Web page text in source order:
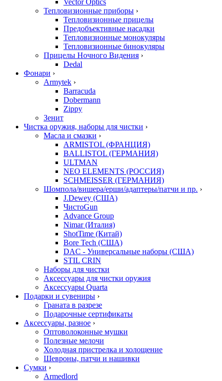
Vector Optics
Тепловизионные приборы ›
Тепловизионные прицелы
Предобъективные насадки
Тепловизионные монокуляры
Тепловизионные бинокуляры
Прицелы Ночного Видения ›
Dedal
Фонари ›
Armytek ›
Barracuda
Dobermann
Zippy
Зенит
Чистка оружия, наборы для чистки ›
Масла и смазки ›
ARMISTOL (ФРАНЦИЯ)
BALLISTOL (ГЕРМАНИЯ)
ULTMAN
NEO ELEMENTS (РОССИЯ)
SCHMEISSER (ГЕРМАНИЯ)
Шомпола/вишера/ерши/адаптеры/патчи и пр. ›
J.Dewey (США)
ЧистоGun
Advance Group
Nimar (Италия)
ShotTime (Китай)
Bore Tech (США)
DAC - Универсальные наборы (США)
STIL CRIN
Наборы для чистки
Аксессуары для чистки оружия
Аксессуары Quarta
Подарки и сувениры ›
Граната в разрезе
Подарочные сертификаты
Аксессуары, разное ›
Оптоволоконные мушки
Полезные мелочи
Холодная пристрелка и холощение
Шевроны, патчи и нашивки
Сумки ›
Armedlord